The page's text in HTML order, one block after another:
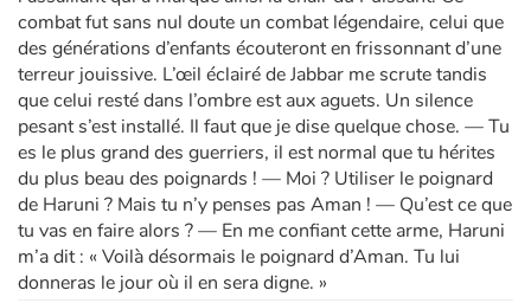
combat fut sans nul doute un combat légendaire, celui que
des générations d’enfants écouteront en frissonnant d’une
terreur jouissive. L’œil éclairé de Jabbar me scrute tandis
que celui resté dans l’ombre est aux aguets. Un silence
pesant s’est installé. Il faut que je dise quelque chose. — Tu
es le plus grand des guerriers, il est normal que tu hérites
du plus beau des poignards ! — Moi ? Utiliser le poignard
de Haruni ? Mais tu n’y penses pas Aman ! — Qu’est ce que
tu vas en faire alors ? — En me confiant cette arme, Haruni
m’a dit : « Voilà désormais le poignard d’Aman. Tu lui
donneras le jour où il en sera digne. »